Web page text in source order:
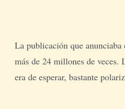
La publicación que
más de 24 millones de veces.
era de esperar, bastante